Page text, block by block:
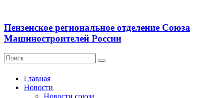
Пензенское региональное отделение Союза
Машиностроителей России
Главная
Новости
Новости союза